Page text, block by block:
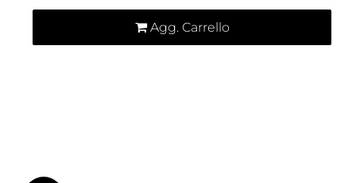
Agg. Carrello